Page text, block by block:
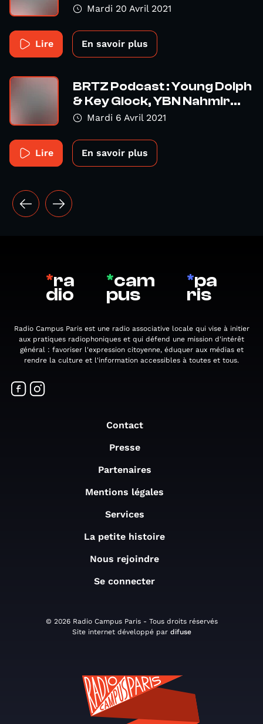
Mardi 20 Avril 2021
Lire En savoir plus
BRTZ Podcast : Young Dolph
& Key Glock, YBN Nahmir...
Mardi 6 Avril 2021
Lire En savoir plus
*ra
dio
*cam
pus
*pa
ris
Radio Campus Paris est une radio associative locale qui vise à initier
aux pratiques radiophoniques et qui défend une mission d'intérêt
général : favoriser l'expression citoyenne, éduquer aux médias et
rendre la culture et l'information accessibles à toutes et tous.
Contact
Presse
Partenaires
Mentions légales
Services
La petite histoire
Nous rejoindre
Se connecter
© 2026 Radio Campus Paris - Tous droits réservés
Site internet développé par difuse